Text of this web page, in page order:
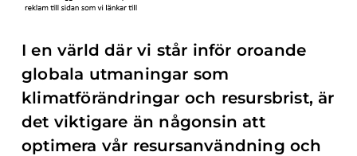
I en värld där vi står inför oroande
globala utmaningar som
klimatförändringar och resursbrist, är
det viktigare än någonsin att
optimera vår resursanvändning och